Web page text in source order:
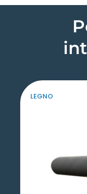
LEGNO